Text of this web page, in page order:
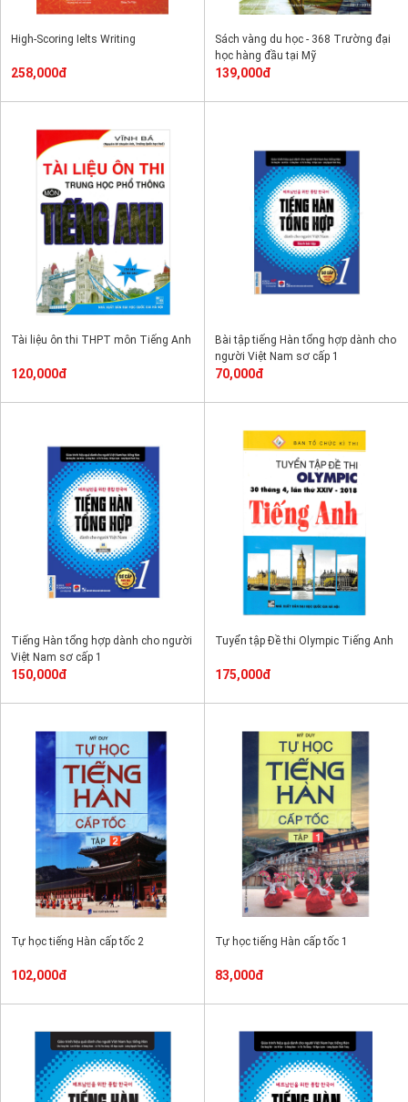
High-Scoring Ielts Writing
258,000đ
Sách vàng du học - 368 Trường đại
học hàng đầu tại Mỹ
139,000đ
Tài liệu ôn thi THPT môn Tiếng Anh
120,000đ
Bài tập tiếng Hàn tổng hợp dành cho
người Việt Nam sơ cấp 1
70,000đ
Tiếng Hàn tổng hợp dành cho người
Việt Nam sơ cấp 1
150,000đ
Tuyển tập Đề thi Olympic Tiếng Anh
175,000đ
Tự học tiếng Hàn cấp tốc 2
102,000đ
Tự học tiếng Hàn cấp tốc 1
83,000đ